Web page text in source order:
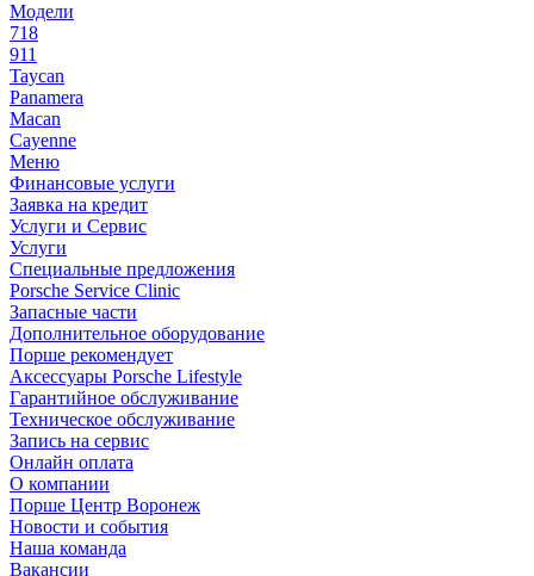
Модели
718
911
Taycan
Panamera
Macan
Cayenne
Меню
Финансовые услуги
Заявка на кредит
Услуги и Сервис
Услуги
Специальные предложения
Porsche Service Clinic
Запасные части
Дополнительное оборудование
Порше рекомендует
Аксессуары Porsche Lifestyle
Гарантийное обслуживание
Техническое обслуживание
Запись на сервис
Онлайн оплата
О компании
Порше Центр Воронеж
Новости и события
Наша команда
Вакансии